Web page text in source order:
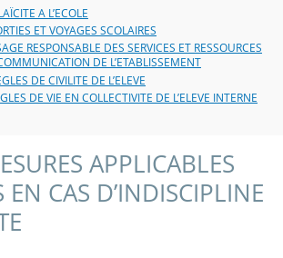
A L’ECOLE
ET VOYAGES SCOLAIRES
RESPONSABLE DES SERVICES ET RESSOURCES
DE L’ETABLISSEMENT
DE CIVILITE DE L’ELEVE
DE VIE EN COLLECTIVITE DE L’ELEVE INTERNE
APPLICABLES
EN CAS D’INDISCIPLINE